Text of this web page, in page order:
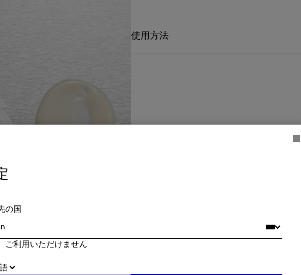
使用方法
の国
ご利用いただけません